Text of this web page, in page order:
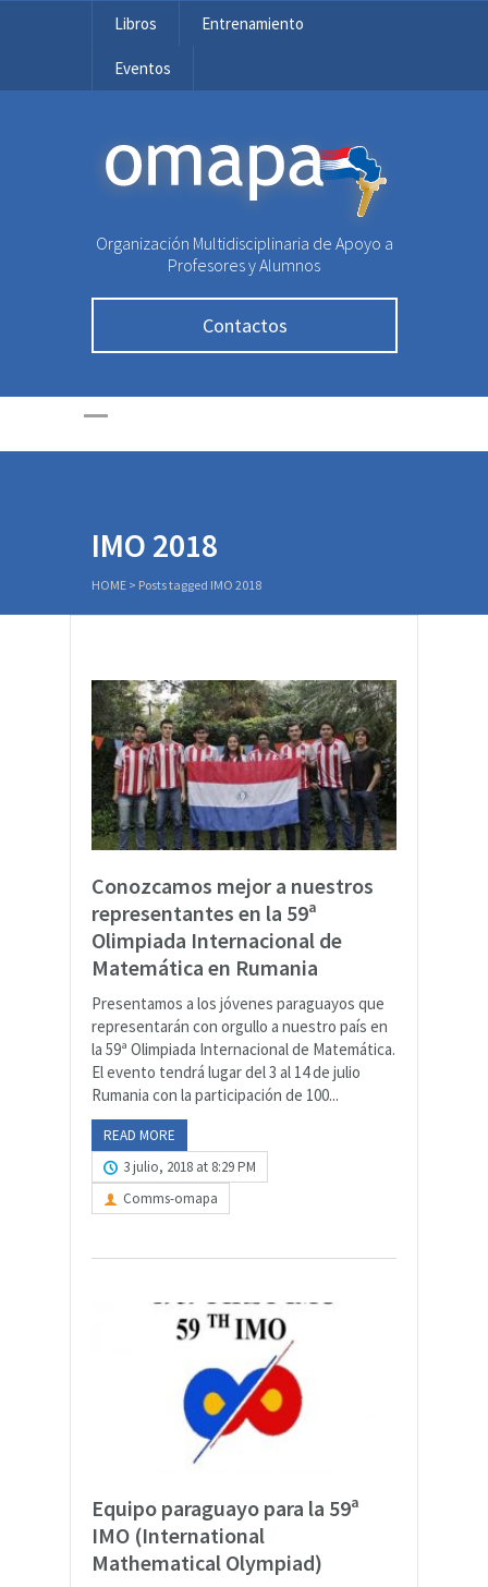
Libros Entrenamiento
Eventos
OMAPA
Organización Multidisciplinaria de Apoyo a
Profesores y Alumnos
Contactos
IMO 2018
HOME > Posts tagged IMO 2018
Conozcamos mejor a nuestros
representantes en la 59ª
Olimpiada Internacional de
Matemática en Rumania
Presentamos a los jóvenes paraguayos que
representarán con orgullo a nuestro país en
la 59ª Olimpiada Internacional de Matemática.
El evento tendrá lugar del 3 al 14 de julio
Rumania con la participación de 100...
READ MORE
3 julio, 2018 at 8:29 PM
Comms-omapa
Equipo paraguayo para la 59ª
IMO (International
Mathematical Olympiad)